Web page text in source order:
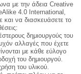
με την άδεια Creative
4.0 International,
και να διασκευάσετε το
δημιουργούς του
αλλαγές που έχετε
με κάθε εύλογο
του δημιουργού.
του υλικού.